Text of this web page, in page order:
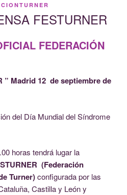
FESTURNER
FEDERACIÓN
” Madrid 12 de septiembre de
del Día Mundial del Síndrome
horas tendrá lugar la
(Federación
Turner)configurada por las
Castilla y León y